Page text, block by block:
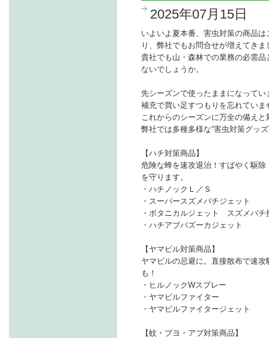
2025年07月15日
いよいよ夏本番、害虫対策の商品
り、弊社でもお問合せが増えてきま
貴社でも山・森林での業務の必需
ないでしょうか。
先シーズンで使ったままになってい
補充で買い足すつもりを忘れていま
これからのシーズンに万全の備えと
弊社では多種多様な“害虫対策グッ
【ハチ対策商品】
危険な蜂を速攻退治！すばやく駆
を守ります。
・ハチノックＬ／Ｓ
・スーパースズメバチジェット
・ボタニカルジェット スズメバチ
・ハチアブバズーカジェット
【ヤマビル対策商品】
ヤマビルの忌避に。直接散布で速
も！
・ヒルノックWスプレー
・ヤマビルファイター
・ヤマビルファイタージェット
【蚊・ブヨ・アブ対策商品】